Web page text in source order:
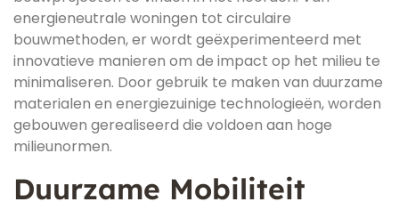
energieneutrale woningen tot circulaire
bouwmethoden, er wordt geëxperimenteerd met
innovatieve manieren om de impact op het milieu te
minimaliseren. Door gebruik te maken van duurzame
materialen en energiezuinige technologieën, worden
gebouwen gerealiseerd die voldoen aan hoge
milieunormen.
Duurzame Mobiliteit